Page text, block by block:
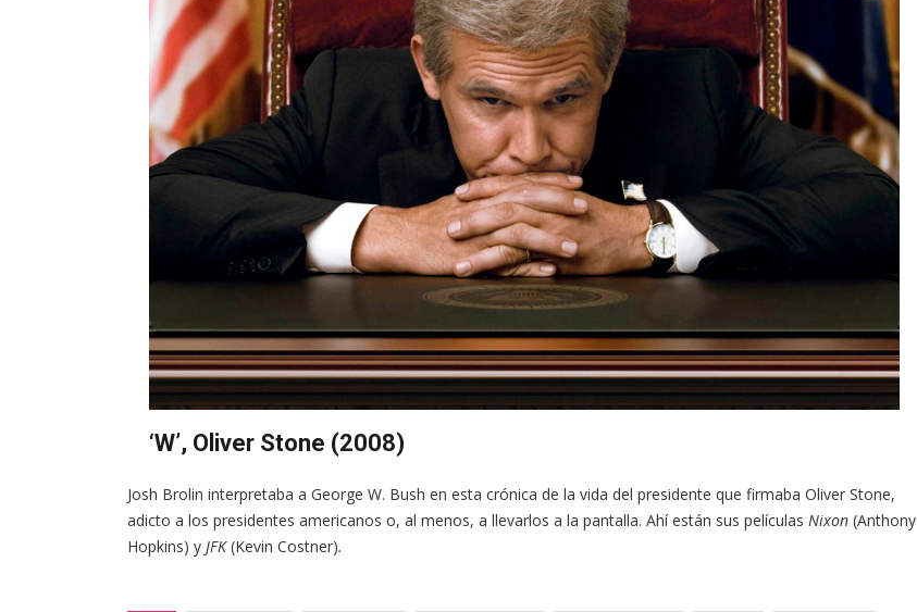
‘W’, Oliver Stone (2008)
Josh Brolin interpretaba a George W. Bush en esta crónica de la vida del presidente que firmaba Oliver Stone,
adicto a los presidentes americanos o, al menos, a llevarlos a la pantalla. Ahí están sus películas Nixon (Anthony
Hopkins) y JFK(Kevin Costner).